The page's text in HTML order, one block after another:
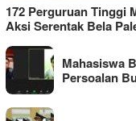
172 Perguruan Tinggi
Aksi Serentak Bela
Mahasiswa
Persoalan